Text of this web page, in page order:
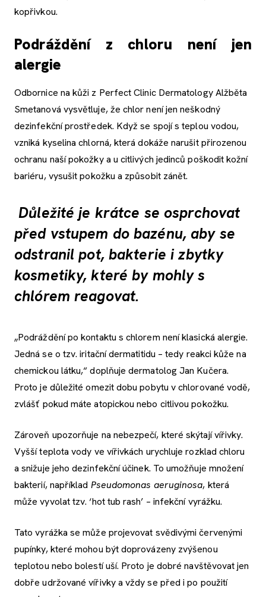
kopřivkou.
Podráždění z chloru není jen
alergie
Odbornice na kůži z Perfect Clinic Dermatology Alžběta
Smetanová vysvětluje, že chlor není jen neškodný
dezinfekční prostředek. Když se spojí s teplou vodou,
vzniká kyselina chlorná, která dokáže narušit přirozenou
ochranu naší pokožky a u citlivých jedinců poškodit kožní
bariéru, vysušit pokožku a způsobit zánět.
Důležité je krátce se osprchovat
před vstupem do bazénu, aby se
odstranil pot, bakterie i zbytky
kosmetiky, které by mohly s
chlórem reagovat.
„Podráždění po kontaktu s chlorem není klasická alergie.
Jedná se o tzv. iritační dermatitidu – tedy reakci kůže na
chemickou látku,“ doplňuje dermatolog Jan Kučera.
Proto je důležité omezit dobu pobytu v chlorované vodě,
zvlášť pokud máte atopickou nebo citlivou pokožku.
Zároveň upozorňuje na nebezpečí, které skýtají vířivky.
Vyšší teplota vody ve vířivkách urychluje rozklad chloru
a snižuje jeho dezinfekční účinek. To umožňuje množení
bakterií, například Pseudomonas aeruginosa, která
může vyvolat tzv. ‘hot tub rash’ – infekční vyrážku.
Tato vyrážka se může projevovat svědivými červenými
pupínky, které mohou být doprovázeny zvýšenou
teplotou nebo bolestí uší. Proto je dobré navštěvovat jen
dobře udržované vířivky a vždy se před i po použití